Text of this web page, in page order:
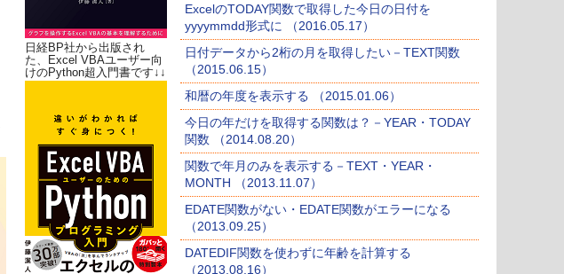
日経BP社から出版され
た、Excel VBAユーザー向
けのPython超入門書です↓↓
ExcelのTODAY関数で取得した今日の日付を
yyyymmdd形式に （2016.05.17）
日付データから2桁の月を取得したい－TEXT関数
（2015.06.15）
和暦の年度を表示する （2015.01.06）
今日の年だけを取得する関数は？－YEAR・TODAY
関数 （2014.08.20）
関数で年月のみを表示する－TEXT・YEAR・
MONTH （2013.11.07）
EDATE関数がない・EDATE関数がエラーになる
（2013.09.25）
DATEDIF関数を使わずに年齢を計算する
（2013.08.16）